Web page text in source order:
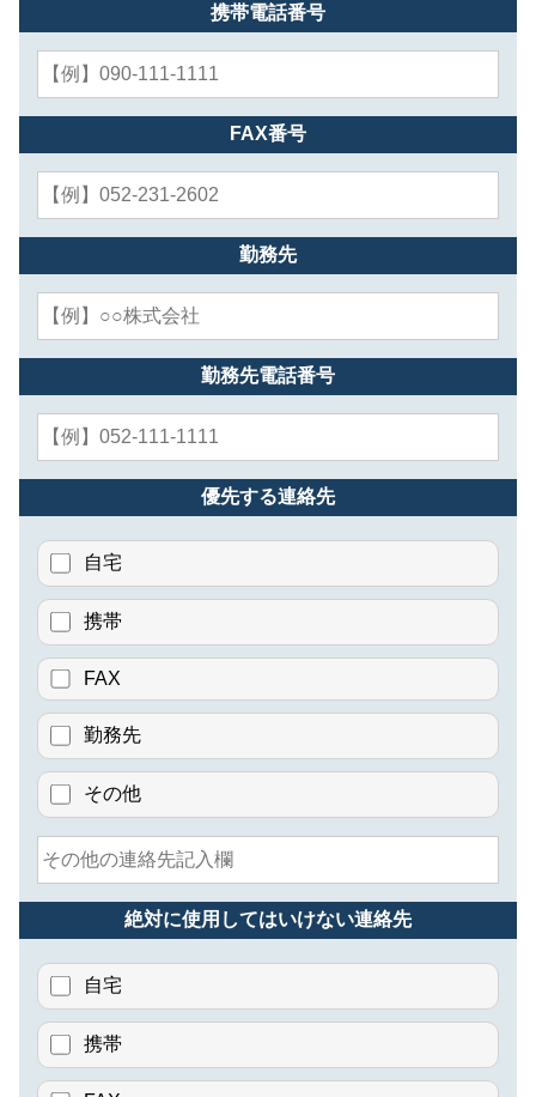
携帯電話番号
FAX番号
勤務先
勤務先電話番号
優先する連絡先
自宅
携帯
FAX
勤務先
その他
絶対に使用してはいけない連絡先
自宅
携帯